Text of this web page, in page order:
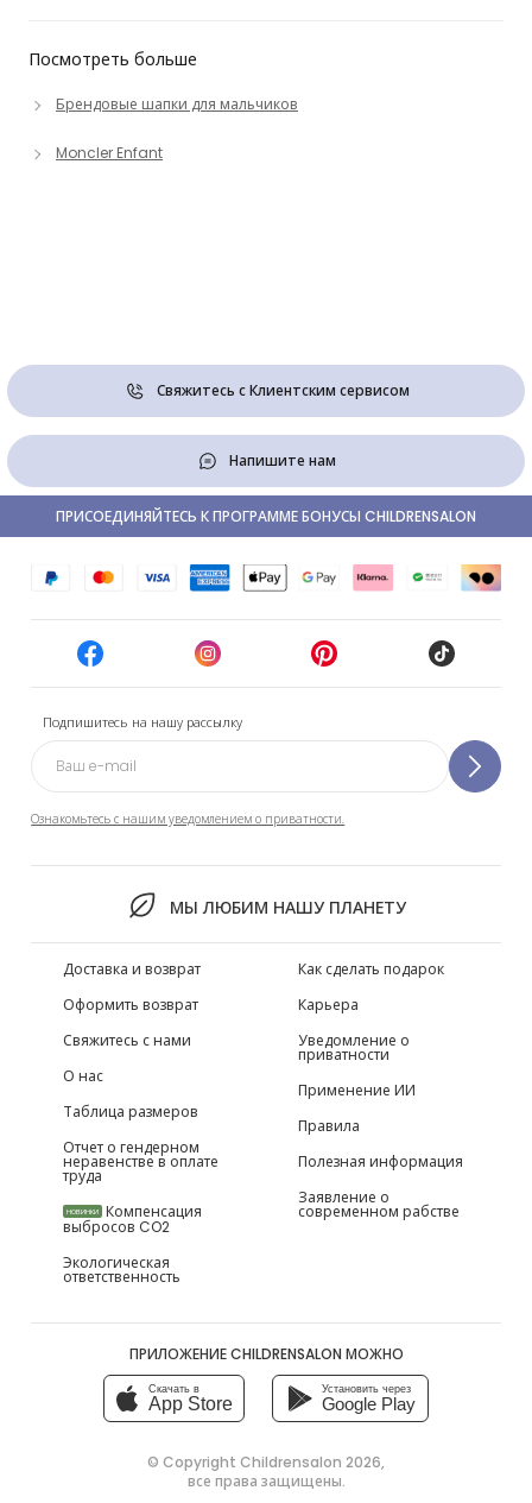
Посмотреть больше
Брендовые шапки для мальчиков
Moncler Enfant
Свяжитесь с Клиентским сервисом
Напишите нам
Подпишитесь на нашу рассылку
Ознакомьтесь с нашим уведомлением о приватности.
МЫ ЛЮБИМ НАШУ ПЛАНЕТУ
ПРИСОЕДИНЯЙТЕСЬ К ПРОГРАММЕ БОНУСЫ CHILDRENSALON
Доставка и возврат
Оформить возврат
Свяжитесь с нами
О нас
Таблица размеров
Отчет о гендерном
неравенстве в оплате
труда
НОВИНКИ Компенсация
выбросов CO2
Экологическая
ответственность
Как сделать подарок
Карьера
Уведомление о
приватности
Применение ИИ
Правила
Полезная информация
Заявление о
современном рабстве
ПРИЛОЖЕНИЕ CHILDRENSALON МОЖНО
Скачать в
App Store
Установить через
Google Play
© Copyright Childrensalon 2026,
все права защищены.